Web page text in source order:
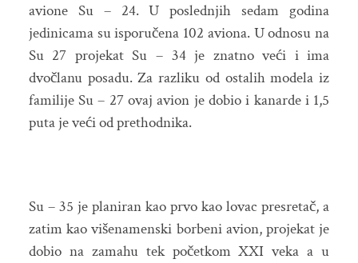
avione Su – 24. U poslednjih sedam godina
jedinicama su isporučena 102 aviona. U odnosu na
Su 27 projekat Su – 34 je znatno veći i ima
dvočlanu posadu. Za razliku od ostalih modela iz
familije Su – 27 ovaj avion je dobio i kanarde i 1,5
puta je veći od prethodnika.
Su – 35 je planiran kao prvo kao lovac presretač, a
zatim kao višenamenski borbeni avion, projekat je
dobio na zamahu tek početkom XXI veka a u